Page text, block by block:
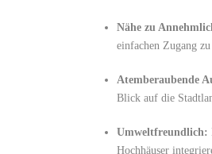
Nähe zu
einfachen Zugang
Atemberaubende
Blick auf die
Umweltfreundlich:
Hochhäuser